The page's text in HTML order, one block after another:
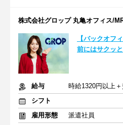
株式会社グロップ 丸亀オフィス/
【バックオフ
前にはサクッ
給与
時給1320円以上
シフト
雇用形態
派遣社員